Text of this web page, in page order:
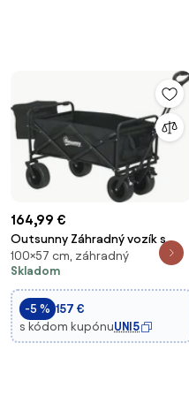
164,99 €
Outsunny Záhradný vozík s
odnímateľnou chladiacou
taškou – skladací plážový vozík
s nastaviteľnou dĺžkou a uhlom
rukoväte a taškou. Nosnosť 100
kg pre
100×57 cm, záhradný
Skladom
-5 % 157 €
s kódom kupónuUNI5